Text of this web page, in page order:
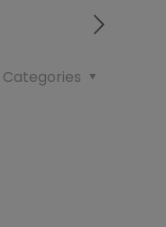
Categories